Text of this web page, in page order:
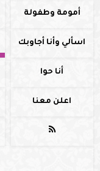
أمومة وطفولة
اسألي وأنا أجاوبك
أنا حوا
اعلن معنا
